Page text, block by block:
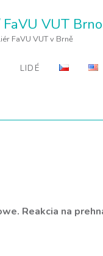
VUT Brno
FaVU VUT v Brně
LIDÉ
Reakcia na